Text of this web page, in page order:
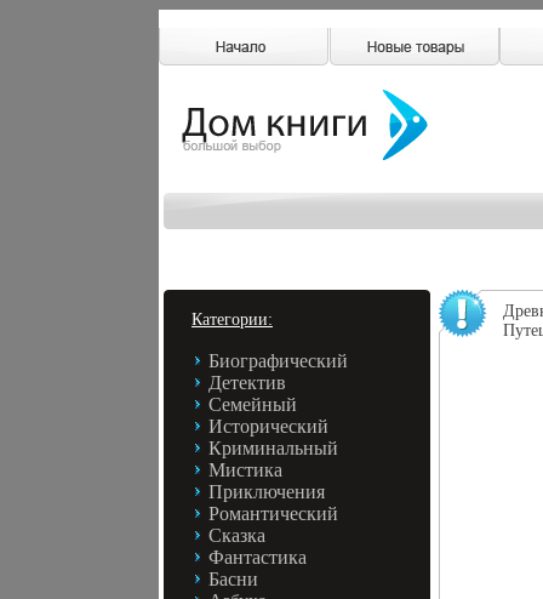
Категории:
Биографический
Детектив
Семейный
Исторический
Криминальный
Мистика
Приключения
Романтический
Сказка
Фантастика
Басни